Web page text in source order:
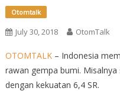
Otomtalk
July 30, 2018 OtomTalk
OTOMTALK– Indonesia
rawan gempa bumi.
dengan kekuatan 6,4 SR.